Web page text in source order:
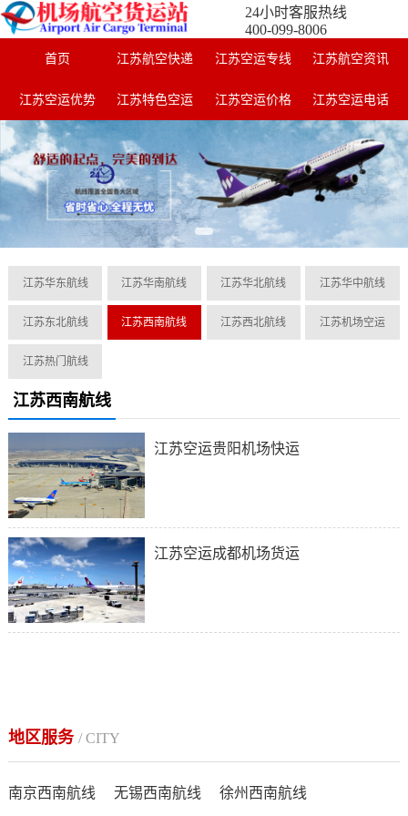
24小时客服热线
400-099-8006
首页 江苏航空快递 江苏空运专线 江苏航空资讯
江苏空运优势 江苏特色空运 江苏空运价格 江苏空运电话
江苏华东航线 江苏华南航线 江苏华北航线 江苏华中航线
江苏东北航线 江苏西南航线 江苏西北航线 江苏机场空运
江苏热门航线
江苏西南航线
江苏空运贵阳机场快运
江苏空运成都机场货运
地区服务 / CITY
南京西南航线 无锡西南航线 徐州西南航线